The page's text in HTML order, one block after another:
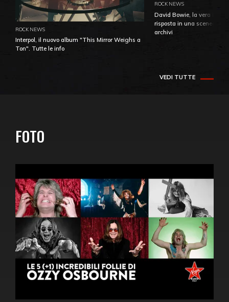
ROCK NEWS
Interpol, il nuovo album "This Mirror Weighs a
Ton". Tutte le info
ROCK NEWS
David Bowie, la vera
risposta in una
archivi
VEDI TUTTE
FOTO